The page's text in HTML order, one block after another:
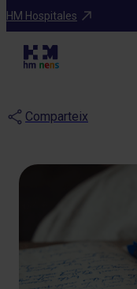
HM Hospitales
Blog
Què
la Dislèxia?
Comparteix